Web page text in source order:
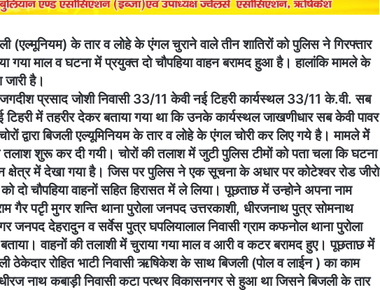
(एल्मूनियम) के तार व लोहे के एंगल चुराने वाले तीन शातिरों को पुलिस ने गिरफ्तार
माल व घटना में प्रयुक्त दो चौपहिया वाहन बरामद हुआ है। हालांकि मामले के
है।
प्रसाद जोशी निवासी 33/11 केवी नई टिहरी कार्यस्थल 33/11 के.वी. सब
में तहरीर देकर बताया गया था कि उनके कार्यस्थल जाखणीधार सब केवी पावर
द्वारा बिजली एल्यूमिनियम के तार व लोहे के एंगल चोरी कर लिए गये है। मामले मेें
शुरू कर दी गयी। चोरों की तलाश में जुटी पुलिस टीमों को पता चला कि घटना
क्षेत्र में देखा गया है। जिस पर पुलिस ने एक सूचना के अधार पर कोटेश्वर रोड जीरो
को दो चौपहिया वाहनों सहित हिरासत में ले लिया। पूछताछ में उन्होने अपना नाम
गैर पटृी मुगर शन्ति थाना पुरोला जनपद उत्तरकाशी, धीरजनाथ पुत्र सोमनाथ
जनपद देहरादुन व सर्वेस पुत्र घपलियालाल निवासी ग्राम कफनोल थाना पुरोला
वाहनों की तलाशी में चुराया गया माल व आरी व कटर बरामद हुए। पूछताछ में
ठेकेदार रोहित भाटी निवासी ऋषिकेश के साथ बिजली (पोल व लाईन ) का काम
धीरज नाथ कबाड़ी निवासी कटा पत्थर विकासनगर से हुआ था जिसने बिजली के तार